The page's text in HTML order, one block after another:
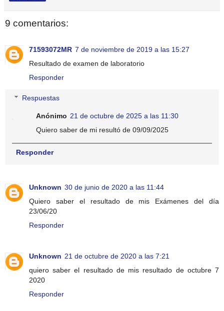
9 comentarios:
71593072MR 7 de noviembre de 2019 a las 15:27
Resultado de examen de laboratorio
Responder
Respuestas
Anónimo 21 de octubre de 2025 a las 11:30
Quiero saber de mi resultó de 09/09/2025
Responder
Unknown 30 de junio de 2020 a las 11:44
Quiero saber el resultado de mis Exámenes del día
23/06/20
Responder
Unknown 21 de octubre de 2020 a las 7:21
quiero saber el resultado de mis resultado de octubre 7
2020
Responder